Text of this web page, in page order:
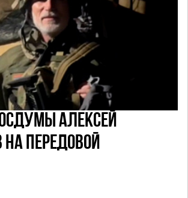
АЛЕКСЕЙ
ПЕРЕДОВОЙ